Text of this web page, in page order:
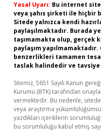
Yasal Uyarı: Bu internet
veya şahıs şirketi ile hiçbir
Sitede yalnızca kendi
paylaşılmaktadır. Burada
taşımamakta olup, gerçek
paylaşım
benzerlikleri tamamen
taslak halindedir ve
Sitemiz, 5651 Sayılı Kanun
Kurumu (BTK) tarafından
vermektedir. Bu nedenle,
veya araştırma
yazdıkları içeriklerin
bu sorumluluğu kabul etmiş